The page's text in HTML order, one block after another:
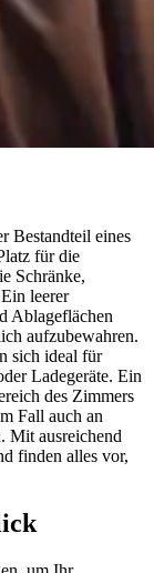
Bestandteil eines
für die
Schränke,
leerer
Ablageflächen
aufzubewahren.
sich ideal für
Ladegeräte. Ein
des Zimmers
Fall auch an
Mit ausreichend
finden alles vor,